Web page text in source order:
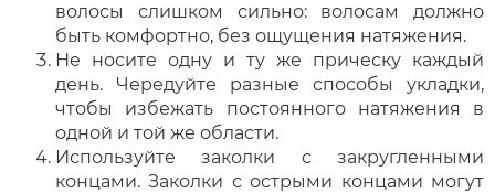
волосы слишком сильно: волосам должно
быть комфортно, без ощущения натяжения.
Не носите одну и ту же прическу каждый
день. Чередуйте разные способы укладки,
чтобы избежать постоянного натяжения в
одной и той же области.
Используйте заколки с закругленными
концами. Заколки с острыми концами могут